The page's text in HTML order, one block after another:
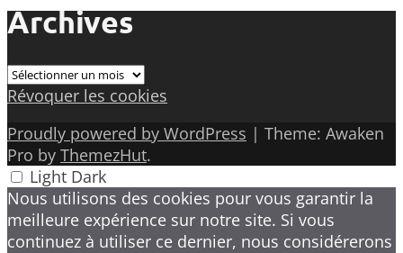
Archives
Archives
Révoquer les cookies
Proudly powered by WordPress | Theme: Awaken
Pro by ThemezHut.
Light Dark
Nous utilisons des cookies pour vous garantir la
meilleure expérience sur notre site. Si vous
continuez à utiliser ce dernier, nous considérerons